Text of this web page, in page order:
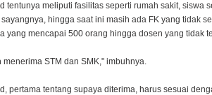
tentunya meliputi fasilitas seperti rumah sakit, siswa
hingga saat ini masih ada FK yang tidak
yang mencapai 500 orang hingga dosen yang tidak
STM dan SMK," imbuhnya.
pertama tentang supaya diterima, harus sesuai